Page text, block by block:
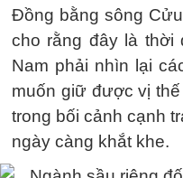
Đồng bằng sông
cho rằng đây là thời
Nam phải nhìn lại
muốn giữ được vị
trong bối cảnh cạnh
ngày càng khắt khe.